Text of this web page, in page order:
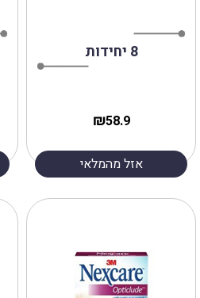
8 יחידות
58.9
₪
אזל מהמלאי